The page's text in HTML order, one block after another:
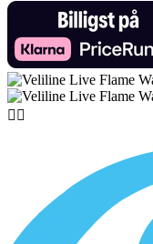
 